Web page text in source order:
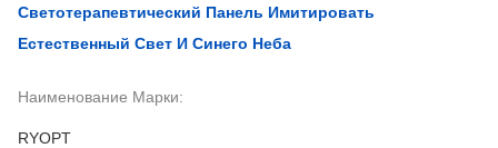
Светотерапевтический Панель Имитировать
Естественный Свет И Синего Неба
Наименование Марки:
RYOPT